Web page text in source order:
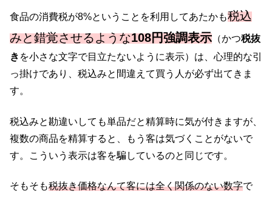
食品の消費税が8%ということを利用してあたかも税込
みと錯覚させるような108円強調表示 （かつ税抜
き を小さな文字で目立たないように表示）は、心理的な引
っ掛けであり、税込みと間違えて買う人が必ず出てきま
す。
税込みと勘違いしても単品だと精算時に気が付きますが、
複数の商品を精算すると、もう客は気づくことがないで
す。こういう表示は客を騙しているのと同じです。
そもそも税抜き価格なんて客には全く関係のない数字で